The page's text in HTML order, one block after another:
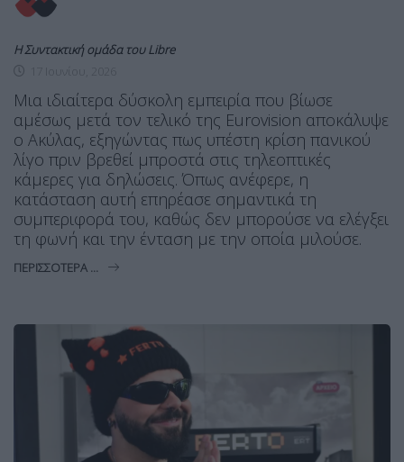
Η Συντακτική ομάδα του Libre
Μια ιδιαίτερα δύσκολη εμπειρία που βίωσε
αμέσως μετά τον τελικό της Eurovision αποκάλυψε
ο Ακύλας, εξηγώντας πως υπέστη κρίση πανικού
λίγο πριν βρεθεί μπροστά στις τηλεοπτικές
κάμερες για δηλώσεις. Όπως ανέφερε, η
κατάσταση αυτή επηρέασε σημαντικά τη
συμπεριφορά του, καθώς δεν μπορούσε να ελέγξει
τη φωνή και την ένταση με την οποία μιλούσε.
ΠΕΡΙΣΣΌΤΕΡΑ ...